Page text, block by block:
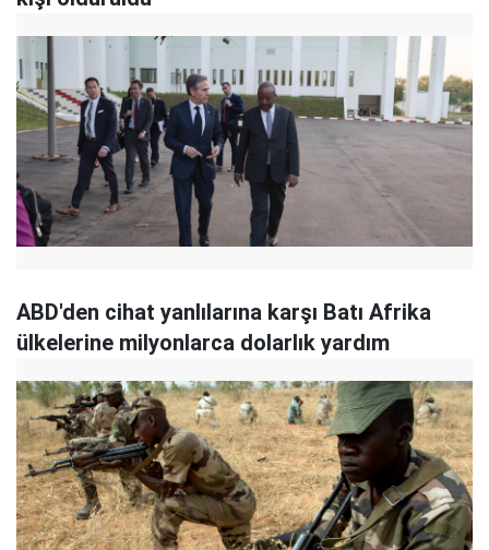
ABD'den cihat yanlılarına karşı Batı Afrika
ülkelerine milyonlarca dolarlık yardım